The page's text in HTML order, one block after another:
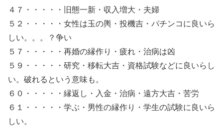
４７・・・・・旧態一新・収入増大・夫婦
５２・・・・・女性は玉の輿・投機吉・パチンコに良いら
しい。。。？争い
５７・・・・・再婚の縁作り・疲れ・治病は凶
５９・・・・・研究・移転大吉・資格試験などに良いらし
い。破れるという意味も。
６０・・・・・縁返し・入金・治病・遠方大吉・苦労
６１・・・・・学ぶ・男性の縁作り・学生の試験に良いら
しい。